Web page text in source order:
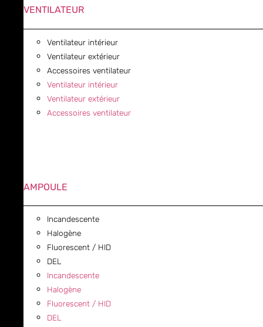
VENTILATEUR
Ventilateur intérieur
Ventilateur extérieur
Accessoires ventilateur
Ventilateur intérieur
Ventilateur extérieur
Accessoires ventilateur
AMPOULE
Incandescente
Halogène
Fluorescent / HID
DEL
Incandescente
Halogène
Fluorescent / HID
DEL